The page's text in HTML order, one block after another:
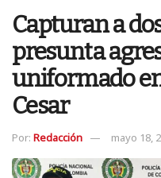
Capturan a
presunta
uniformado
Cesar
Por: Redacción mayo 18,